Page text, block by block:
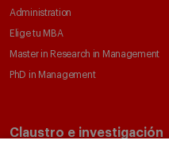
Administration
Elige tu MBA
Master in Research in Management
PhD in Management
Claustro e investigación